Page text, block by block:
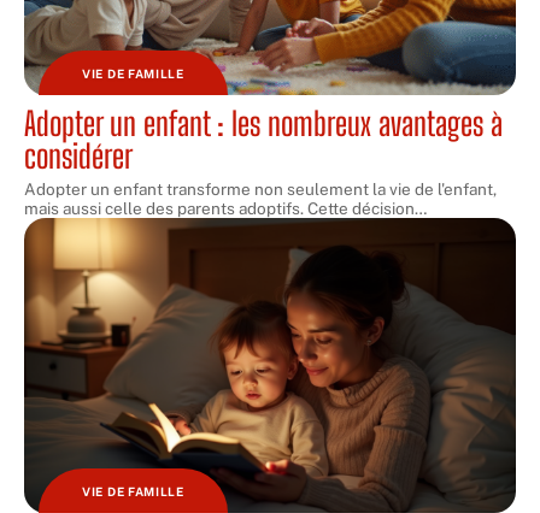
VIE DE FAMILLE
Adopter un enfant : les nombreux avantages à
considérer
Adopter un enfant transforme non seulement la vie de l'enfant,
mais aussi celle des parents adoptifs. Cette décision…
VIE DE FAMILLE